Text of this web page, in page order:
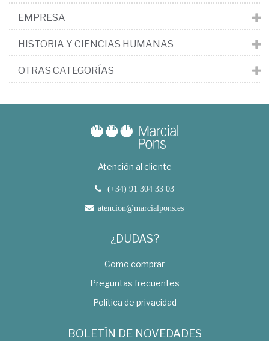
EMPRESA
HISTORIA Y CIENCIAS HUMANAS
OTRAS CATEGORÍAS
Atención al cliente
(+34) 91 304 33 03
atencion@marcialpons.es
¿DUDAS?
Como comprar
Preguntas frecuentes
Política de privacidad
BOLETÍN DE NOVEDADES